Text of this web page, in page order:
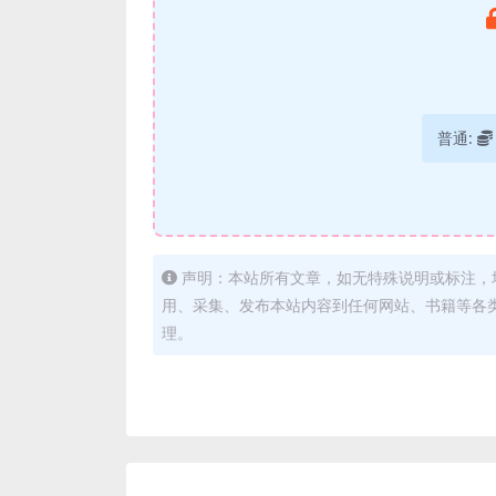
普通:
声明：本站所有文章，如无特殊说明或标注
用、采集、发布本站内容到任何网站、书籍等
理。